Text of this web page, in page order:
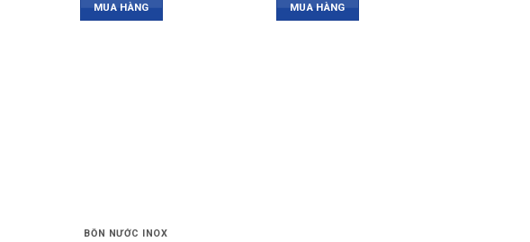
MUA HÀNG MUA HÀNG
BỒN NƯỚC INOX